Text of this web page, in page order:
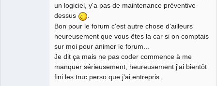
un logiciel, y'a pas de maintenance préventive
dessus
Bon pour le forum c'est autre chose d'ailleurs
heureusement que vous êtes la car si on comptais
sur moi pour animer le forum...
Je dit ça mais ne pas coder commence à me
manquer sérieusement, heureusement j'ai bientôt
fini les truc perso que j'ai entrepris.